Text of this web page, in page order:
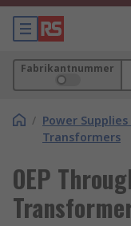
Fabrikantnummer
/ Power Supplies
Transformers
OEP